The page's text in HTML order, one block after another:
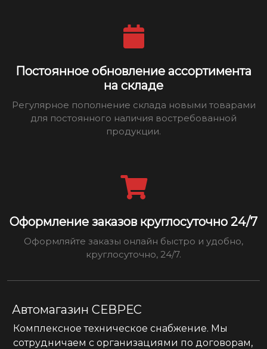
Постоянное обновление ассортимента
на складе
Регулярное пополнение склада новыми товарами
для постоянного наличия востребованной
продукции.
Оформление заказов круглосуточно 24/7
Оформляйте заказы онлайн быстро и удобно,
круглосуточно, 24/7.
Автомагазин СЕВРЕС
Комплексное техническое снабжение. Мы
сотрудничаем с организациями по договорам,